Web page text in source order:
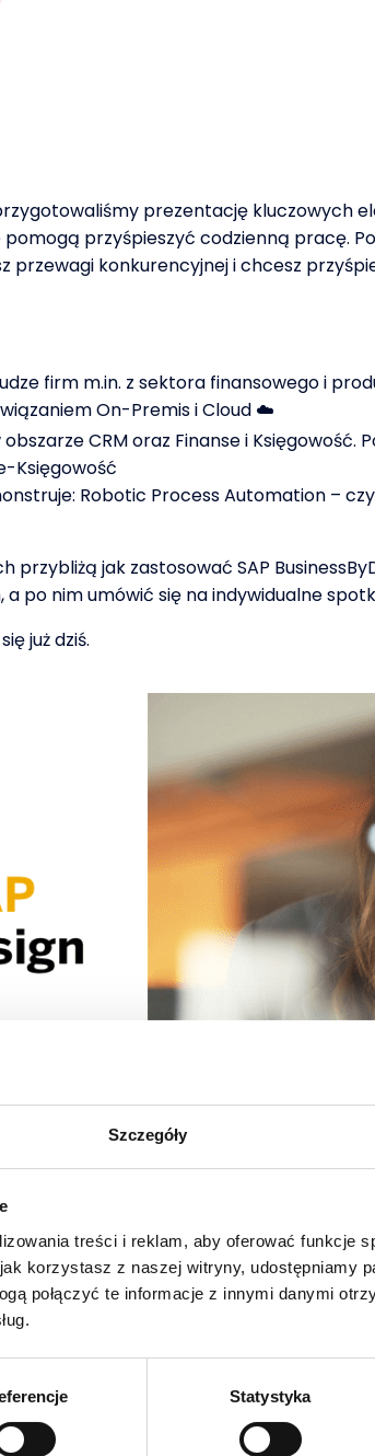
Szczegóły
treści i reklam, aby oferować funkcje
korzystasz z naszej witryny, udostępniamy
połączyć te informacje z innymi danymi
Statystyka
prezentację kluczowych
przyśpieszyć codzienną pracę.
konkurencyjnej i chcesz
firm m.in. z sektora finansowego i
On-Premis i Cloud ☁️
CRM oraz Finanse i
Księgowość
Robotic Process Automation –
jak zastosować SAP
po nim umówić się na indywidualne
już dziś.
tutaj ->LINK